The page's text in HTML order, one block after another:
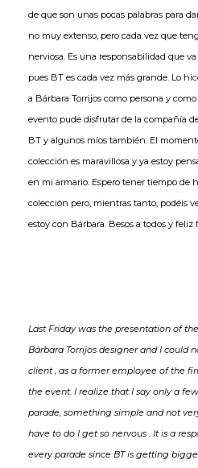
de que son unas pocas palabras para
no muy extenso, pero cada vez que
nerviosa. Es una responsabilidad que
pues BT es cada vez más grande. Lo
a Bárbara Torrijos como persona y
evento pude disfrutar de la compañía
BT y algunos míos también. El
colección es maravillosa y ya estoy
en mi armario. Espero tener tiempo de
colección pero, mientras tanto, podéis
estoy con Bárbara. Besos a todos y feliz
Last Friday was the presentation of
Bárbara Torrijos designer and I could
client , as a former employee of the
the event. I realize that I say only a
parade, something simple and not
have to do I get so nervous . It is a
every parade since BT is getting